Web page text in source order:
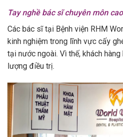
Tay nghề bác sĩ chuyên môn cao
Các bác sĩ tại Bệnh viện RHM
kinh nghiệm trong lĩnh vực cấy
tại nước ngoài. Vì thế, khách
lượng điều trị.